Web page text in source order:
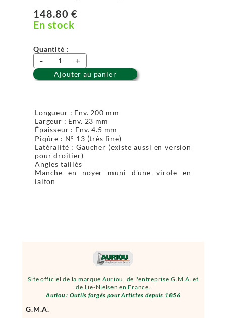
Site officiel de la marque Auriou, de l'entreprise G.M.A. et
de Lie-Nielsen en France.
Auriou : Outils forgés pour Artistes depuis 1856
G.M.A.
148.80 €
En stock
Quantité :
- +
Ajouter au panier
Longueur : Env. 200 mm
Largeur : Env. 23 mm
Épaisseur : Env. 4.5 mm
Piqûre : N° 13 (très fine)
Latéralité : Gaucher (existe aussi en version
pour droitier)
Angles taillés
Manche en noyer muni d'une virole en
laiton